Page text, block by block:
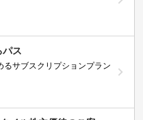
パス
るサブスクリプションプラン